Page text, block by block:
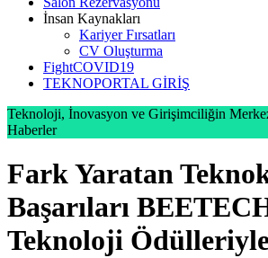
İnsan Kaynakları
Kariyer Fırsatları
CV Oluşturma
FightCOVID19
TEKNOPORTAL GİRİŞ
Teknoloji, İnovasyon ve Girişimciliğin
Haberler
Fark Yaratan
Başarıları
Teknoloji Ödülleriyle